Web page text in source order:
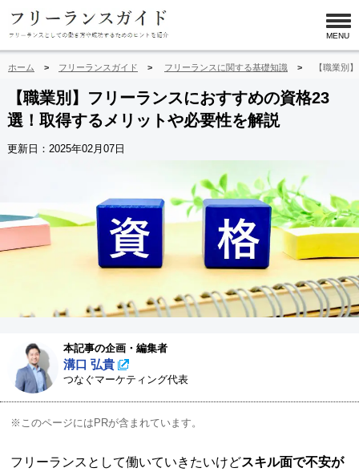
MENU
ホーム フリーランスガイド フリーランスに関する基礎知識 【職業別
【職業別】フリーランスにおすすめの資格23
選！取得するメリットや必要性を解説
更新日： 2025年02月07日
本記事の企画・編集者
溝口 弘貴
つなぐマーケティング代表
※このページにはPRが含まれています。
フリーランスとして働いていきたいけどスキル面で不安が